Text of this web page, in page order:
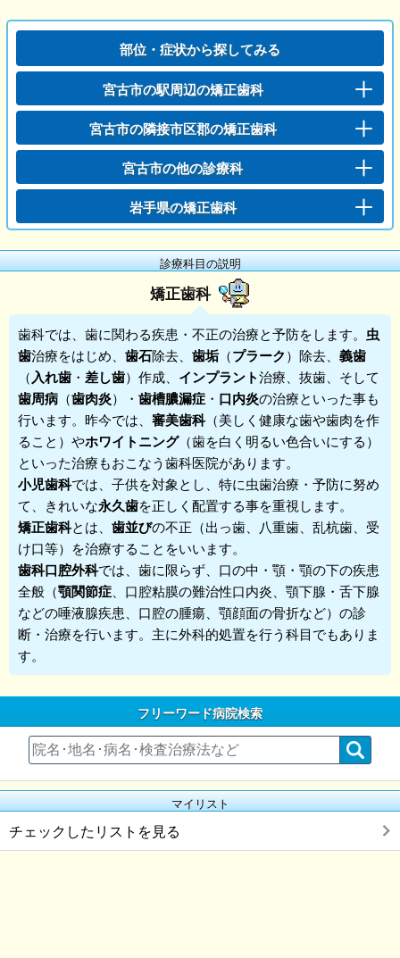
部位・症状から探してみる
宮古市の駅周辺の矯正歯科
宮古市の隣接市区郡の矯正歯科
宮古市の他の診療科
岩手県の矯正歯科
診療科目の説明
矯正歯科
歯科では、歯に関わる疾患・不正の治療と予防をします。 虫
歯治療をはじめ、 歯石除去、 歯垢 （プラーク）除去、 義歯
（入れ歯 ・ 差し歯）作成、 インプラント治療、抜歯、そして
歯周病 （歯肉炎）・ 歯槽膿漏症 ・ 口内炎の治療といった事も
行います。昨今では、 審美歯科（美しく健康な歯や歯肉を作
ること）やホワイトニング（歯を白く明るい色合いにする）
といった治療もおこなう歯科医院があります。
小児歯科では、子供を対象とし、特に虫歯治療・予防に努め
て、きれいな永久歯を正しく配置する事を重視します。
矯正歯科とは、 歯並びの不正（出っ歯、八重歯、乱杭歯、受
け口等）を治療することをいいます。
歯科口腔外科では、歯に限らず、口の中・顎・顎の下の疾患
全般（顎関節症 、口腔粘膜の難治性口内炎、顎下腺・舌下腺
などの唾液腺疾患、口腔の腫瘍、顎顔面の骨折など）の診
断・治療を行います。主に外科的処置を行う科目でもありま
す。
フリーワード病院検索
マイリスト
チェックしたリストを見る